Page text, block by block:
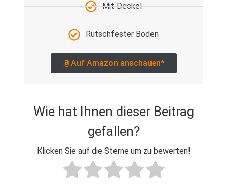
Mit Deckel
Rutschfester Boden
Auf Amazon anschauen*
Wie hat Ihnen dieser Beitrag
gefallen?
Klicken Sie auf die Sterne um zu bewerten!